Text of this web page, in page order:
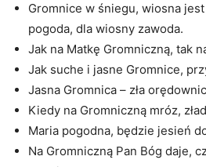
Gromnice w śniegu, wiosna
pogoda, dla wiosny zawoda.
Jak na Matkę Gromniczną, tak
Jak suche i jasne Gromnice,
Jasna Gromnica – zła
Kiedy na Gromniczną mróz,
Maria pogodna, będzie jesień
Na Gromniczną Pan Bóg daje,